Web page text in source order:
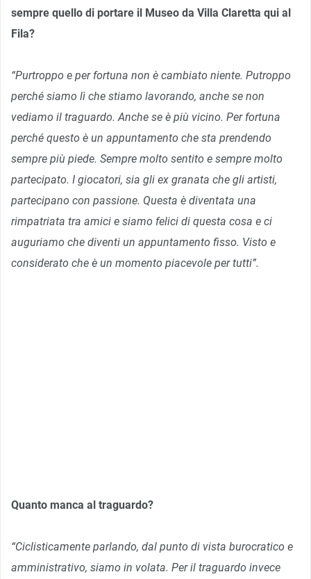
sempre quello di portare il Museo da Villa Claretta qui al
Fila?
“Purtroppo e per fortuna non è cambiato niente. Putroppo
perché siamo lì che stiamo lavorando, anche se non
vediamo il traguardo. Anche se è più vicino. Per fortuna
perché questo è un appuntamento che sta prendendo
sempre più piede. Sempre molto sentito e sempre molto
partecipato. I giocatori, sia gli ex granata che gli artisti,
partecipano con passione. Questa è diventata una
rimpatriata tra amici e siamo felici di questa cosa e ci
auguriamo che diventi un appuntamento fisso. Visto e
considerato che è un momento piacevole per tutti”.
Quanto manca al traguardo?
“Ciclisticamente parlando, dal punto di vista burocratico e
amministrativo, siamo in volata. Per il traguardo invece